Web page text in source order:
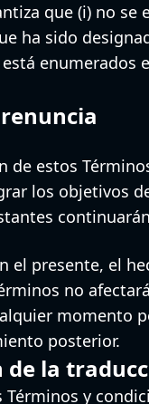
que (i) no
ha sido
enumerados
de estos
los objetivos
el presente, el
no
momento
posterior.
la
Términos y